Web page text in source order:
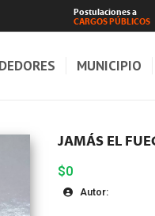
Postulaciones a
CARGOS PÚBLICOS
MUNICIPIO
JAMÁS EL
$0
Autor: